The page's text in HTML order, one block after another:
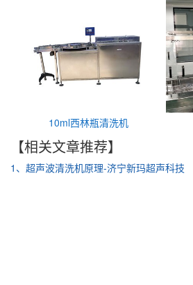
10ml西林瓶清洗机
【相关文章推荐】
1、超声波清洗机原理-济宁新玛超声科技